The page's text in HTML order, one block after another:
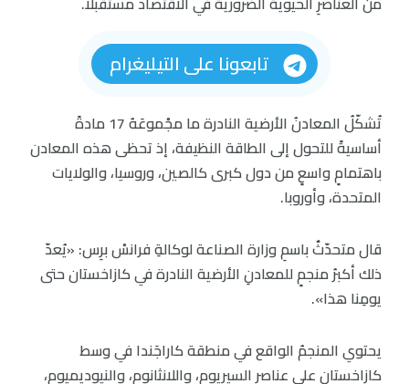
تابعونا على التيليغرام
تُشكّلُ المعادنُ الأرضية النادرة ما مجْموعَهُ 17 مادةً
أساسيةً للتحول إلى الطاقة النظيفة، إذ تحظى هذه المعادن
باهتمامٍ واسعٍ من دول كبرى كالصين، وروسيا، والولايات
المتحدة، وأوروبا.
قال متحدّثٌ باسمِ وزارة الصناعة لوكالةِ فرانسْ برِس: «يُعدّ
ذلك أكبرُ منجمٍ للمعادنِ الأرضية النادرة في كازاخستان حتى
يومِنا هذا».
يحتوي المنجمُ الواقع في منطقة كاراجَندا في وسط
كازاخستان على عناصرِ السيريوم، واللانثانوم، والنيوديميوم،